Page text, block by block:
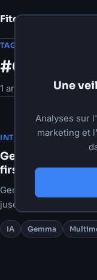
Fito DamourNotes
TAG
#Gemma
1 article
INTELLIGENCE
Gemma 4
first" qui change
Gemma 4 Unified
jusqu'à 256K de
appareils.
IA Gemma
Une
Analyses sur
marketing et